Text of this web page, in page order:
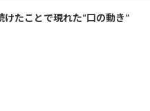
たことで現れた“口の動き”